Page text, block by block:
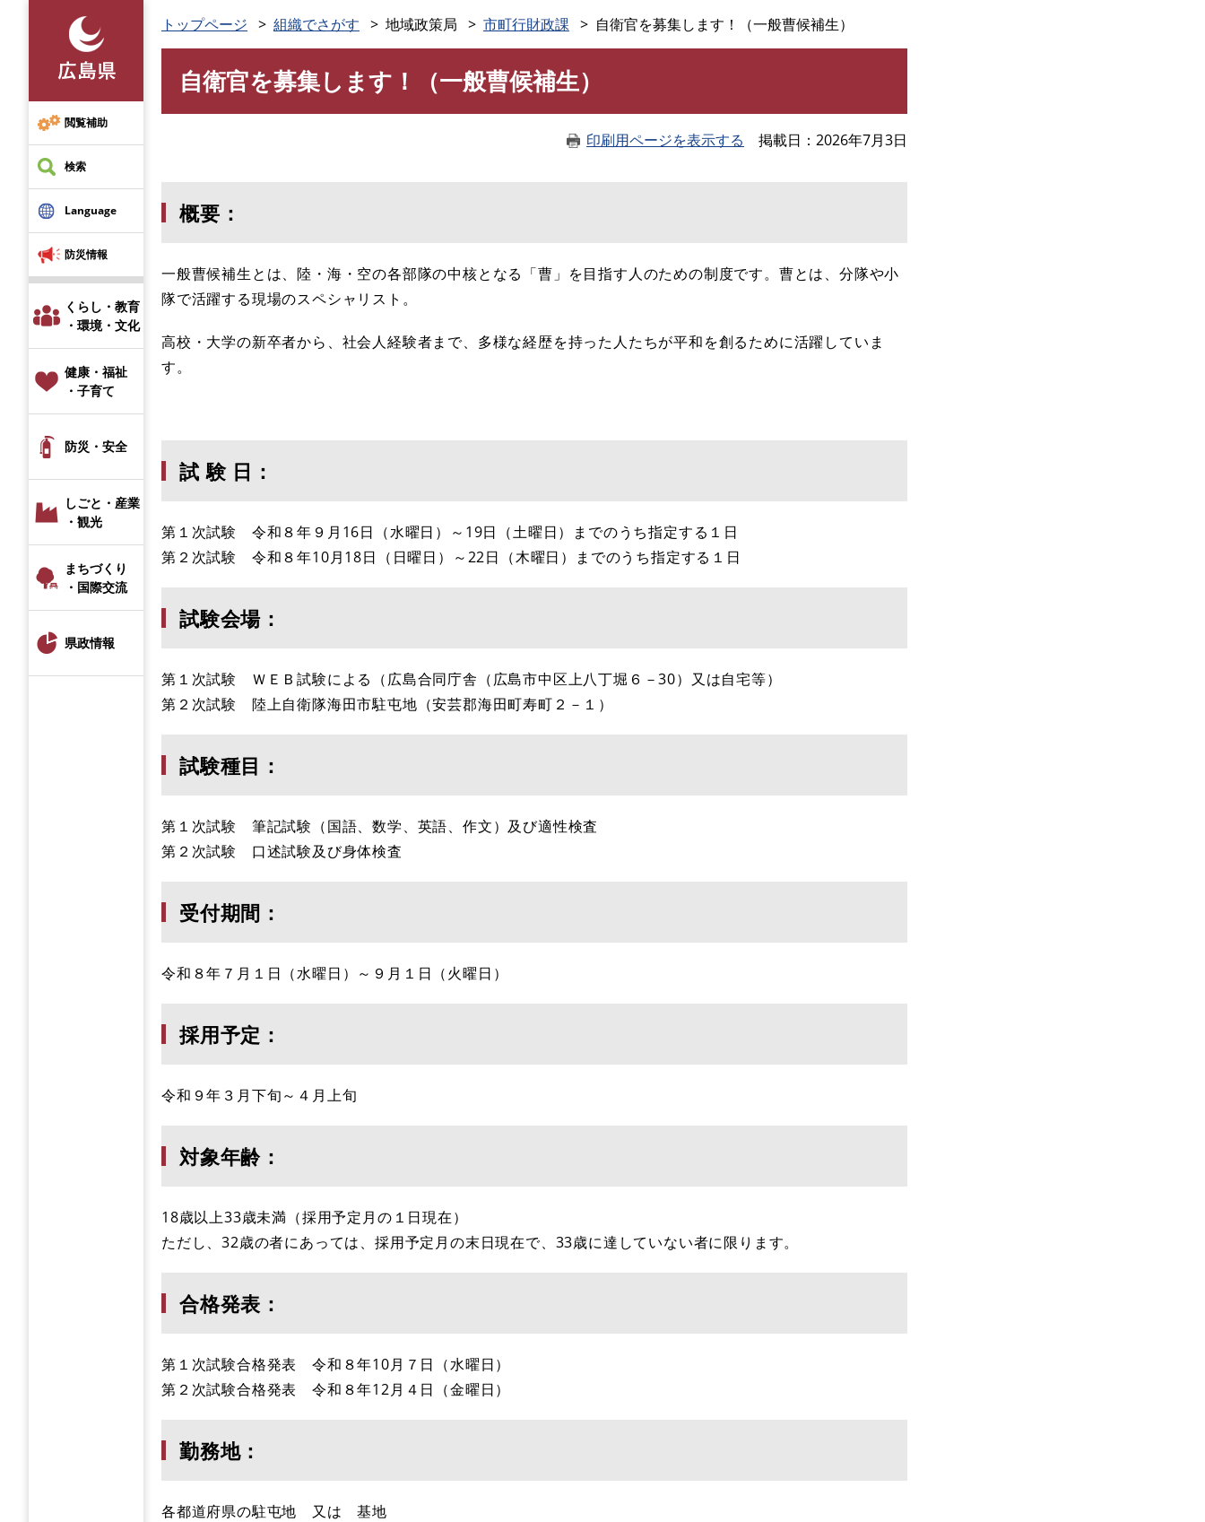
先
頭
で
す
閲覧補助
検索
Language
防災情報
くらし・教育
・環境・文化
健康・福祉
・子育て
防災・安全
しごと・産業
・観光
まちづくり
・国際交流
県政情報
トップページ 組織でさがす 地域政策局 市町行財政課 自衛官を募集します！（一般曹候補生）
自衛官を募集します！（一般曹候補生）
印刷用ページを表示する 掲載日 2026年7月3日
概要：
一般曹候補生とは、陸・海・空の各部隊の中核となる「曹」を目指す人のための制度です。曹とは、分隊や小
隊で活躍する現場のスペシャリスト。
高校・大学の新卒者から、社会人経験者まで、多様な経歴を持った人たちが平和を創るために活躍していま
す。
試 験 日：
第１次試験 令和８年９月16日（水曜日）～19日（土曜日）までのうち指定する１日
第２次試験 令和８年10月18日（日曜日）～22日（木曜日）までのうち指定する１日
試験会場：
第１次試験 ＷＥＢ試験による（広島合同庁舎（広島市中区上八丁堀６－30）又は自宅等）
第２次試験 陸上自衛隊海田市駐屯地（安芸郡海田町寿町２－１）
試験種目：
第１次試験 筆記試験（国語、数学、英語、作文）及び適性検査
第２次試験 口述試験及び身体検査
受付期間：
令和８年７月１日（水曜日）～９月１日（火曜日）
採用予定：
令和９年３月下旬～４月上旬
対象年齢：
18歳以上33歳未満（採用予定月の１日現在）
ただし、32歳の者にあっては、採用予定月の末日現在で、33歳に達していない者に限ります。
合格発表：
第１次試験合格発表 令和８年10月７日（水曜日）
第２次試験合格発表 令和８年12月４日（金曜日）
勤務地：
各都道府県の駐屯地 又は 基地